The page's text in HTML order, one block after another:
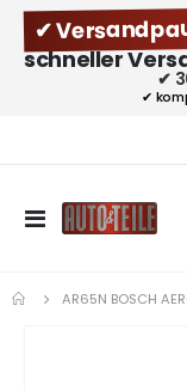
✔
schneller
✔
✔
Navigation
umschalten
AR65N BOSCH